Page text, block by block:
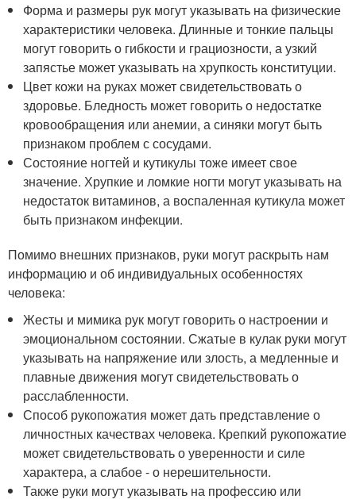
Форма и размеры рук могут указывать на физические
характеристики человека. Длинные и тонкие пальцы
могут говорить о гибкости и грациозности, а узкий
запястье может указывать на хрупкость конституции.
Цвет кожи на руках может свидетельствовать о
здоровье. Бледность может говорить о недостатке
кровообращения или анемии, а синяки могут быть
признаком проблем с сосудами.
Состояние ногтей и кутикулы тоже имеет свое
значение. Хрупкие и ломкие ногти могут указывать на
недостаток витаминов, а воспаленная кутикула может
быть признаком инфекции.
Помимо внешних признаков, руки могут раскрыть нам
информацию и об индивидуальных особенностях
человека:
Жесты и мимика рук могут говорить о настроении и
эмоциональном состоянии. Сжатые в кулак руки могут
указывать на напряжение или злость, а медленные и
плавные движения могут свидетельствовать о
расслабленности.
Способ рукопожатия может дать представление о
личностных качествах человека. Крепкий рукопожатие
может свидетельствовать о уверенности и силе
характера, а слабое - о нерешительности.
Также руки могут указывать на профессию или